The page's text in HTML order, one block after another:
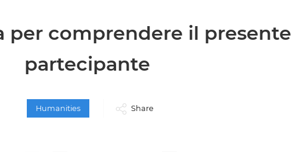
per comprendere il presente
partecipante
Humanities Share